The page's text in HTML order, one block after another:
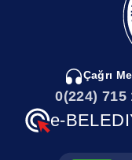
Çağrı
0(224) 715
e-